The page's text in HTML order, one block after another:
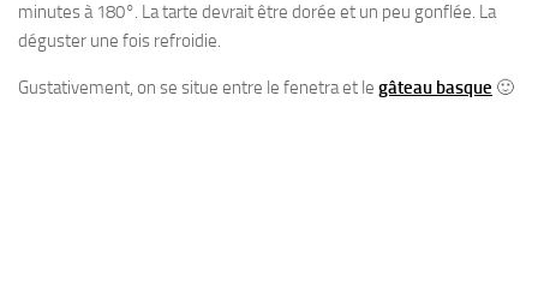
minutes à 180°. La tarte devrait être dorée et un peu gonflée. La
déguster une fois refroidie.
Gustativement, on se situe entre le fenetra et le gâteau basque 🙂